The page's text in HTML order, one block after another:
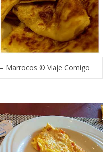
Marrocos © Viaje Comigo